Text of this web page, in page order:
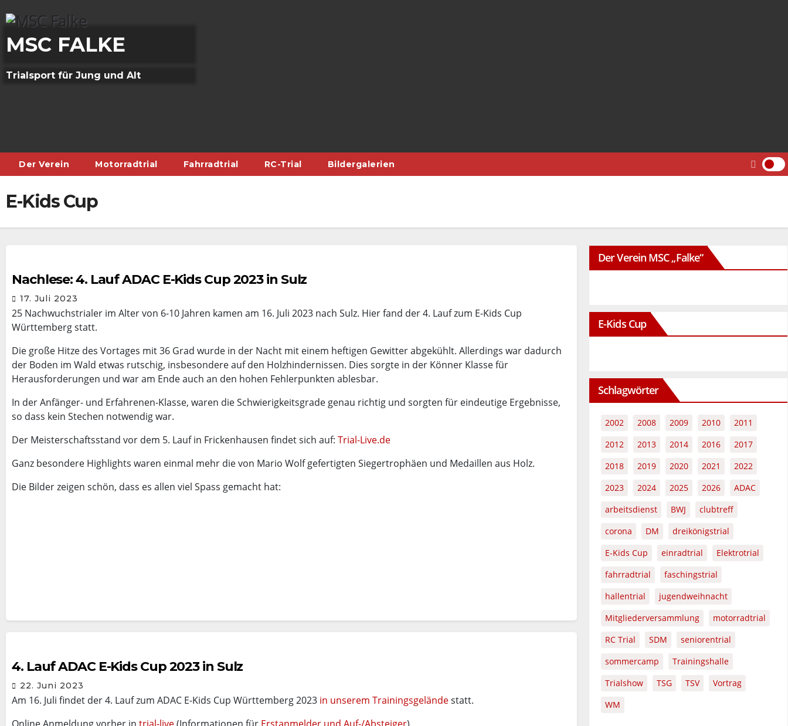
to
content
MSC FALKE
Trialsport für Jung und Alt
Der Verein Motorradtrial Fahrradtrial RC-Trial Bildergalerien
E-Kids Cup
Nachlese: 4. Lauf ADAC E-Kids Cup 2023 in Sulz
17. Juli 2023
25 Nachwuchstrialer im Alter von 6-10 Jahren kamen am 16. Juli 2023 nach Sulz. Hier fand der 4. Lauf zum E-Kids Cup
Württemberg statt.
Die große Hitze des Vortages mit 36 Grad wurde in der Nacht mit einem heftigen Gewitter abgekühlt. Allerdings war dadurch
der Boden im Wald etwas rutschig, insbesondere auf den Holzhindernissen. Dies sorgte in der Könner Klasse für
Herausforderungen und war am Ende auch an den hohen Fehlerpunkten ablesbar.
In der Anfänger- und Erfahrenen-Klasse, waren die Schwierigkeitsgrade genau richtig und sorgten für eindeutige Ergebnisse,
so dass kein Stechen notwendig war.
Der Meisterschaftsstand vor dem 5. Lauf in Frickenhausen findet sich auf: Trial-Live.de
Ganz besondere Highlights waren einmal mehr die von Mario Wolf gefertigten Siegertrophäen und Medaillen aus Holz.
Die Bilder zeigen schön, dass es allen viel Spass gemacht hat:
4. Lauf ADAC E-Kids Cup 2023 in Sulz
22. Juni 2023
Am 16. Juli findet der 4. Lauf zum ADAC E-Kids Cup Württemberg 2023 in unserem Trainingsgeländestatt.
Der Verein MSC „Falke“
E-Kids Cup
Schlagwörter
2002 2008 2009 2010
2011
2012
2013 2014 2016
2017
2018
2019 2020 2021
2022
2023
2024 2025 2026
ADAC
arbeitsdienst
BWJ
clubtreff
corona
DM
dreikönigstrial
E-Kids Cup
einradtrial
Elektrotrial
fahrradtrial
faschingstrial
hallentrial
jugendweihnacht
Mitgliederversammlung
motorradtrial
RC Trial
SDM
seniorentrial
sommercamp
Trainingshalle
Trialshow
TSG TSV
Vortrag
WM